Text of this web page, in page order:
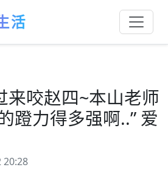
活
来咬赵四~本山老师
蹬力得多强啊..” 爱
20:28